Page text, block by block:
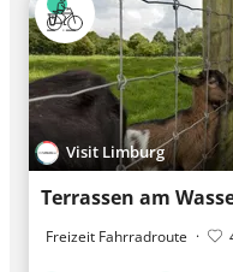
Visit Limburg
Terrassen am
Freizeit Fahrradroute ·